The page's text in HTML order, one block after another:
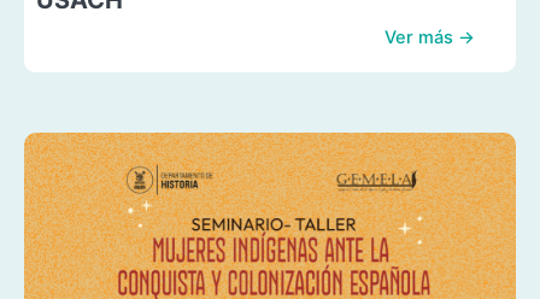
Ver más →